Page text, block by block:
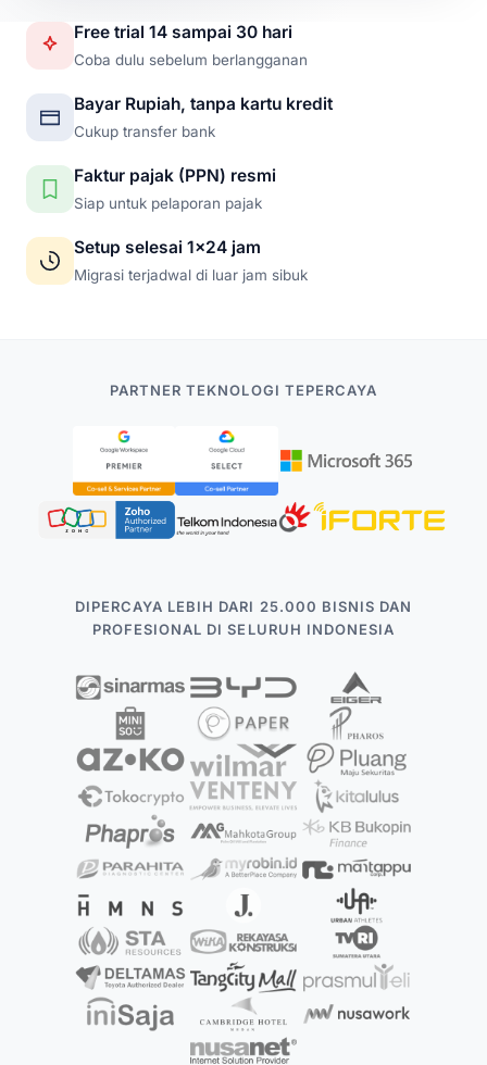
Free trial 14 sampai 30 hari
Coba dulu sebelum berlangganan
Bayar Rupiah, tanpa kartu kredit
Cukup transfer bank
Faktur pajak (PPN) resmi
Siap untuk pelaporan pajak
Setup selesai 1x24 jam
Migrasi terjadwal di luar jam sibuk
PARTNER TEKNOLOGI TEPERCAYA
DIPERCAYA LEBIH DARI 25.000 BISNIS DAN
PROFESIONAL DI SELURUH INDONESIA